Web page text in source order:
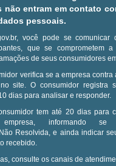
não entram em contato
pessoais.
você pode se comunicar
que se comprometem
de seus consumidores
verifica se a empresa
no site.O consumidor registra
dias para analisar e responder.
tem até 20 dias para
informando se
Resolvida, e ainda indicar
recebido.
consulte os canais de